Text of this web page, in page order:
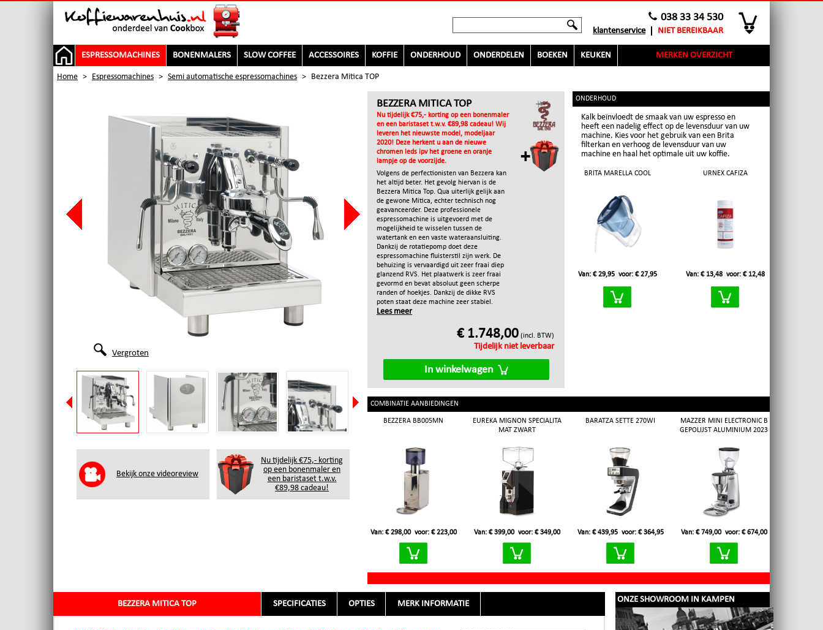
038 33 34 530
klantenservice NIET BEREIKBAAR
ESPRESSOMACHINES BONENMALERS SLOW COFFEE ACCESSOIRES KOFFIE ONDERHOUD ONDERDELEN BOEKEN KEUKEN MERKEN OVERZICHT
Home > Espressomachines > Semi automatische espressomachines > Bezzera Mitica TOP
Vergroten
Bekijk onze videoreview
Nu tijdelijk €75,- korting
op een bonenmaler en
een baristaset t.w.v.
€89,98 cadeau!
BEZZERA MITICA TOP
Nu tijdelijk €75,- korting op een bonenmaler
en een baristaset t.w.v. €89,98 cadeau! Wij
leveren het nieuwste model, modeljaar
2020! Deze herkent u aan de nieuwe
chromen leds ipv het groene en oranje
lampje op de voorzijde.
Volgens de perfectionisten van Bezzera kan
het altijd beter. Het gevolg hiervan is de
Bezzera Mitica Top. Qua uiterlijk gelijk aan
de gewone Mitica, echter technisch nog
geavanceerder. Deze professionele
espressomachine is uitgevoerd met de
mogelijkheid te wisselen tussen de
watertank en een vaste wateraansluiting.
Dankzij de rotatiepomp doet deze
espressomachine fluisterstil zijn werk. De
behuizing is vervaardigd uit zeer fraai diep
glanzend RVS. Het plaatwerk is zeer fraai
gevormd en bevat absoluut geen scherpe
randen of hoekjes. Dankzij de dikke RVS
poten staat deze machine zeer stabiel.
Lees meer
€ 1.748,00 (incl. BTW)
Tijdelijk niet leverbaar
In winkelwagen
ONDERHOUD
Kalk beïnvloedt de smaak van uw espresso en
heeft een nadelig effect op de levensduur van uw
machine. Kies voor het gebruik van een Brita
filterkan en verhoog de levensduur van uw
machine en haal het optimale uit uw koffie.
BRITA MARELLA COOL
Van: € 29,95 voor: € 27,95
URNEX CAFIZA
Van: € 13,48 voor: € 12,48
COMBINATIE AANBIEDINGEN
BEZZERA BB005MN
Van: € 298,00 voor: € 223,00
EUREKA MIGNON SPECIALITA
MAT ZWART
Van: € 399,00 voor: € 349,00
BARATZA SETTE 270WI
Van: € 439,95 voor: € 364,95
MAZZER MINI ELECTRONIC B
GEPOLIJST ALUMINIUM 2023
Van: € 749,00 voor: € 674,00
BEZZERA MITICA TOP SPECIFICATIES OPTIES MERK INFORMATIE ONZE SHOWROOM IN KAMPEN